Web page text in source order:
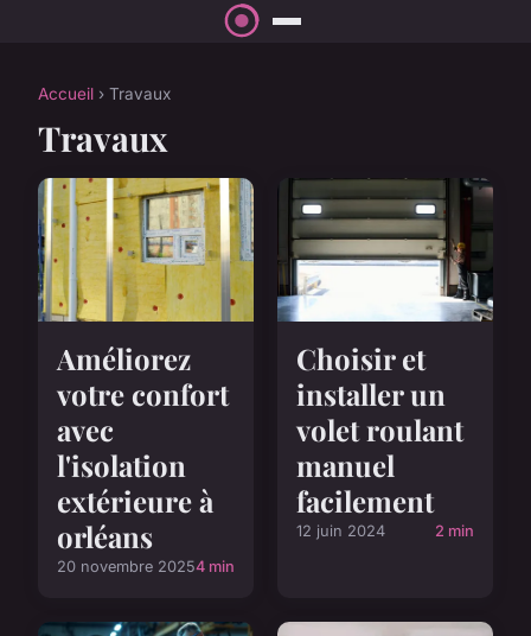
Accueil › Travaux
Travaux
Améliorez
votre confort
avec
l'isolation
extérieure à
orléans
20 novembre 20254 min
Choisir et
installer un
volet roulant
manuel
facilement
12 juin 2024 2 min